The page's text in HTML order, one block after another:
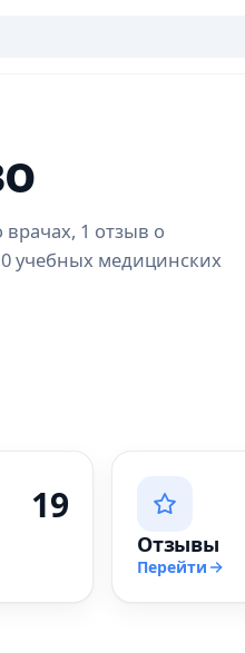
1 отзыв о
учебных медицинских
19
Отзывы
Перейти